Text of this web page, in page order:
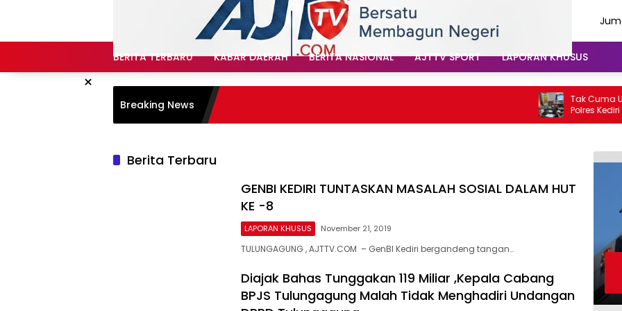
BERITA TERBARU KABAR DAERAH BERITA NASIONAL AJTTV SPORT LAPORAN KHUSUS
×
Breaking News
Tak Cuma Urus
Polres Kediri Kota
Soal Hoaks
Berita Terbaru
GENBI KEDIRI TUNTASKAN MASALAH SOSIAL DALAM HUT
KE -8
LAPORAN KHUSUS November 21, 2019
TULUNGAGUNG , AJTTV.COM – GenBI Kediri bergandeng tangan…
Diajak Bahas Tunggakan 119 Miliar ,Kepala Cabang
BPJS Tulungagung Malah Tidak Menghadiri Undangan